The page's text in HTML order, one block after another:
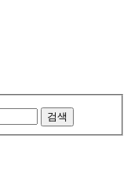
검색